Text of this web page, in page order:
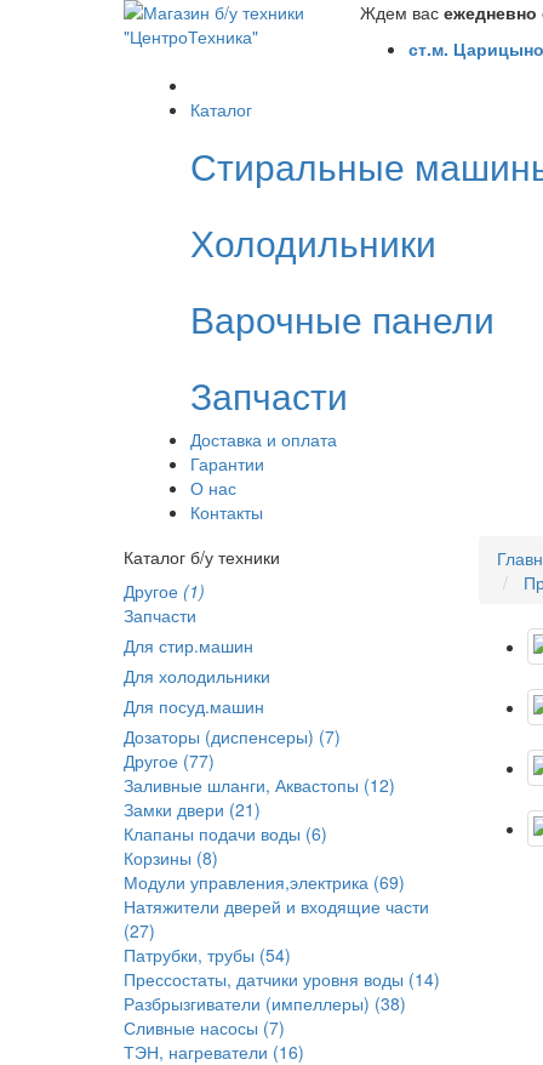
Ждем вас ежедневно
ст.м.
Каталог
Стиральные
Холодильники
Варочные панели
Запчасти
Доставка и оплата
Гарантии
О нас
Контакты
Каталог б/у техники
Другое (1)
Запчасти
Для стир.машин
Для холодильники
Для посуд.машин
Дозаторы (диспенсеры) (7)
Другое (77)
Заливные шланги, Аквастопы (12)
Замки двери (21)
Клапаны подачи воды (6)
Корзины (8)
Модули управления,электрика (69)
Натяжители дверей и входящие части
(27)
Патрубки, трубы (54)
Прессостаты, датчики уровня воды (14)
Разбрызгиватели (импеллеры) (38)
Сливные насосы (7)
ТЭН, нагреватели (16)